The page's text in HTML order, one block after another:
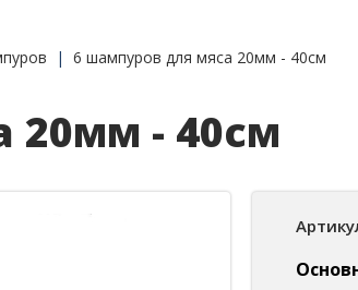
6 шампуров для мяса 20мм - 40см
20мм - 40см